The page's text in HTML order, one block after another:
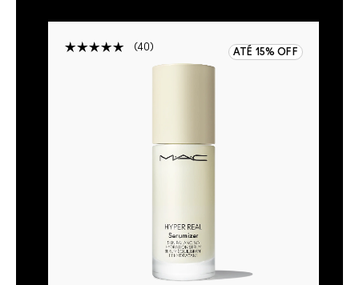
40 ATÉ 15% OFF